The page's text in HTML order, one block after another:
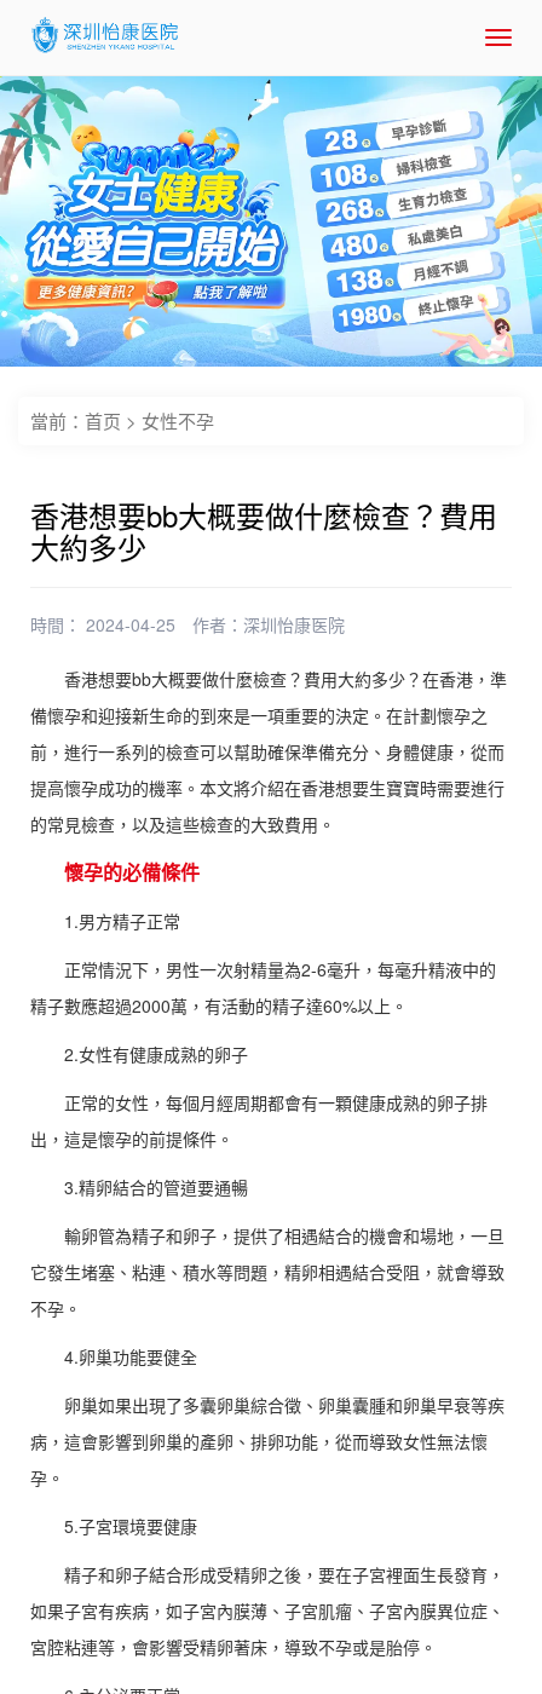
當前： 首页 > 女性不孕
香港想要bb大概要做什麼檢查？費用
大約多少
時間： 2024-04-25 作者： 深圳怡康医院
香港想要bb大概要做什麼檢查？費用大約多少？在香港，準
備懷孕和迎接新生命的到來是一項重要的決定。在計劃懷孕之
前，進行一系列的檢查可以幫助確保準備充分、身體健康，從而
提高懷孕成功的機率。本文將介紹在香港想要生寶寶時需要進行
的常見檢查，以及這些檢查的大致費用。
懷孕的必備條件
1.男方精子正常
正常情況下，男性一次射精量為2-6毫升，每毫升精液中的
精子數應超過2000萬，有活動的精子達60%以上。
2.女性有健康成熟的卵子
正常的女性，每個月經周期都會有一顆健康成熟的卵子排
出，這是懷孕的前提條件。
3.精卵結合的管道要通暢
輸卵管為精子和卵子，提供了相遇結合的機會和場地，一旦
它發生堵塞、粘連、積水等問題，精卵相遇結合受阻，就會導致
不孕。
4.卵巢功能要健全
卵巢如果出現了多囊卵巢綜合徵、卵巢囊腫和卵巢早衰等疾
病，這會影響到卵巢的產卵、排卵功能，從而導致女性無法懷
孕。
5.子宮環境要健康
精子和卵子結合形成受精卵之後，要在子宮裡面生長發育，
如果子宮有疾病，如子宮內膜薄、子宮肌瘤、子宮內膜異位症、
宮腔粘連等，會影響受精卵著床，導致不孕或是胎停。